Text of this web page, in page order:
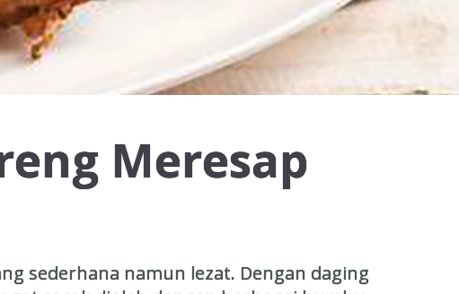
Meresap
sederhana namun lezat. Dengan daging